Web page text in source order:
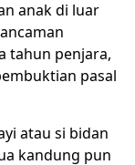
anak di luar
tahun penjara,
pasal
atau si bidan
kandung pun